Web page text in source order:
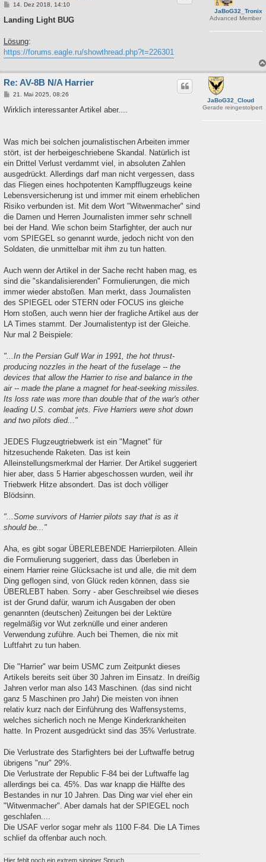
JaBoG32_Tronix
Advanced Member
B
i
a
g
14. Dez 2018, 14:10
Landing Light BUG
Lösung:
https://forums.eagle.ru/showthread.php?t=226301
JaBoG32_Cloud
Gerade reingestolpert
Re: AV-8B N/A Harrier
B
i
21. Mai 2025, 08:26
Wirklich interessanter Artikel aber....
Was mich bei solchen journalistischen Arbeiten immer
stört, ist der herbeigeschriebene Skandal. Natürlich ist
ein Drittel Verlust verdammt viel, in absoluten Zahlen
ausgedrückt. Allerdings darf man nicht vergessen, dass
das Fliegen eines hochpotenten Kampfflugzeugs keine
Lebensversicherung ist und immer mit einem erheblichen
Risiko verbunden ist. Mit dem Wort "Witwenmacher" sind
die Damen und Herren Journalisten immer sehr schnell
bei der Hand. Wie schon beim Starfighter, der auch nur
vom SPIEGEL so genannt wurde, jedoch nicht von den
Soldaten, die unmittelbar mit ihm zu tun hatten.
Auch wenn der Artikel in der Sache recht haben mag, es
sind die "skandalisierenden" Formulierungen, die mich
immer wieder abstoßen. Man merkt, dass Journalisten
des SPIEGEL oder STERN oder FOCUS ins gleiche
Horn stoßen, auch wenn hier der fragliche Artikel aus der
LA Times stammt. Der Journalistentyp ist der Gleiche.
Nur mal 2 Beispiele:
"...In the Persian Gulf War in 1991, the hot thrust-
producing nozzles in the heart of the fuselage -- the
devices that allow the Harrier to rise and balance in the
air -- made the plane a magnet for heat-seeking missiles.
Its loss rate was more than double that of the war's other
leading U.S. combat jets. Five Harriers were shot down
and two pilots died..."
JEDES Flugzeugtriebwerk ist ein "Magnet" für
hitzesuchende Raketen. Das ist kein
Alleinstellungsmerkmal der Harrier. Der Artikel suggeriert
hier aber, dass 5 Harrier abgeschossen wurden, weil ihr
Triebwerk Hitze absondert. Das ist doch völliger
Blödsinn.
"...Some survivors of Harrier pilots say that is as it
should be..."
Aha, es gibt sogar ÜBERLEBENDE Harrierpiloten. Allein
die Formulierung suggeriert, dass das Überleben in
einem Harrier reine Glücksache ist und alle, die mit dem
Ding geflogen sind, von Glück reden können, dass sie
ÜBERLEBT haben. Sorry - aber Geschreibsel wie dieses
ist der Grund dafür, warum ich Ausgaben der oben
genannten (deutschen) Zeitungen bei der Lektüre
regelmäßig vor Wut zerknülle und einer anderen
Verwendung zuführe. Auch bei Themen, die nix mit
Luftfahrt zu tun haben.
Die "Harrier" war beim USMC zum Zeitpunkt dieses
Artikels bereits seit über 30 Jahren im Einsatz. In dreißig
Jahren verlor man also 143 Maschinen. (das sind nicht
ganz 5 Maschinen pro Jahr) Die meisten von ihnen
relativ kurz nach der Einführung des Waffensystems,
welches sicherlich noch ne Menge Kinderkrankheiten
hatte. In Prozent ausgedrückt sind das 35% Verlustrate.
Die Verlustrate des Starfighters bei der Luftwaffe betrug
übrigens "nur" 29%.
Die Verlustrate der Republic F-84 bei der Luftwaffe lag
allerdings bei ca. 45%. Das war knapp die Hälfte des
Bestandes in nur 10 Jahren. Das Ding war viel eher ein
"Witwenmacher". Aber damals hat der SPIEGEL noch
geschlafen....
Die USAF verlor sogar mehr als 1100 F-84. Die LA Times
schlief da offenbar auch noch.
Hier fehlt noch ein extrem sinniger Spruch.....